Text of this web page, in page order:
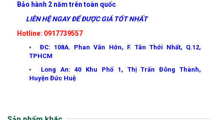
Bảo hành 2 năm trên toàn quốc
LIÊN HỆ NGAY ĐỂ ĐƯỢC GIÁ TỐT NHẤT
Hotline: 0917739557
ĐC: 108A. Phan Văn Hớn, F. Tân Thới Nhất, Q.12,
TPHCM
Long An: 40 Khu Phố 1, Thị Trấn Đông Thành,
Huyện Đức Huệ